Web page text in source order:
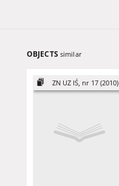
OBJECTS similar
ZN UZ IŚ, nr 17 (2010)